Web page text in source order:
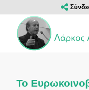
Το